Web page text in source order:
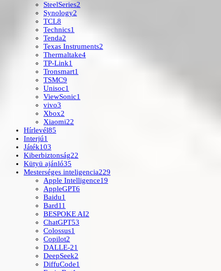
SteelSeries2
Synology2
TCL8
Technics1
Tenda2
Texas Instruments2
Thermaltake4
TP-Link1
Tronsmart1
TSMC9
Unisoc1
ViewSonic1
vivo3
Xbox2
Xiaomi22
Hírlevél85
Interjú1
Játék103
Kiberbiztonság22
Kütyü ajánló35
Mesterséges inteligencia229
Apple Intelligence19
AppleGPT6
Baidu1
Bard11
BESPOKE AI2
ChatGPT53
Colossus1
Copilot2
DALLE-21
DeepSeek2
DiffuCode1